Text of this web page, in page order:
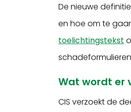
De nieuwe
en hoe om te
toelichtingstekst
Wat wordt er
CIS verzoekt de